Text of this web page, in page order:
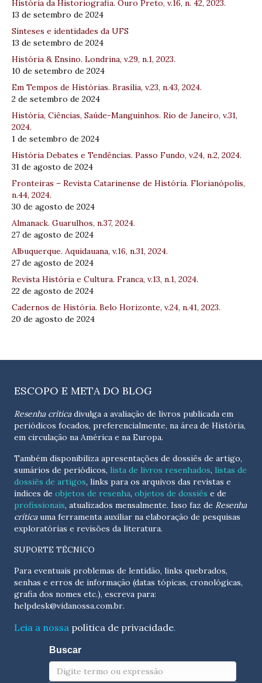
História da Historiografia. Ouro Preto, v.16, n. 42, 2023.
13 de setembro de 2024
Sínteses e identidades da UFS
13 de setembro de 2024
História & Ensino. Londrina, v.29, n.1, 2023.
10 de setembro de 2024
Em Tempos de Histórias. Brasília, v.23, n.43, 2024.
2 de setembro de 2024
História, Ciências, Saúde-Manguinhos. Rio de Janeiro, v.31,
2024.
1 de setembro de 2024
História Debates e Tendências. Passo Fundo, v.24, n.2, 2024.
31 de agosto de 2024
Fronteiras – Revista Catarinense de História. Florianópolis,
n.44, 2024.
30 de agosto de 2024
Almanack. Guarulhos, n.37, 2024.
27 de agosto de 2024
Albuquerque. Aquidauana, v.16, n.31, 2024.
27 de agosto de 2024
Revista História e Cultura. Franca, v.13, n.1, 2024.
22 de agosto de 2024
Cadernos de História. Belo Horizonte, v.24, n.41, 2023.
20 de agosto de 2024
ESCOPO E META DO BLOG
Resenha críticadivulga a avaliação de livros publicada em
periódicos focados, preferencialmente, na área de História,
em circulação na América e na Europa.
Também disponibiliza apresentações de dossiês de artigo,
sumários de periódicos, lista de livros resenhados, listas de
dossiês de artigos, links para os arquivos das revistas e
índices de objetos de resenha, objetos de dossiês e de
profissionais, atualizados mensalmente. Isso faz de Resenha
críticauma ferramenta auxiliar na elaboração de pesquisas
exploratórias e revisões da literatura.
SUPORTE TÉCNICO
Para eventuais problemas de lentidão, links quebrados,
senhas e erros de informação (datas tópicas, cronológicas,
helpdesk@vidanossa.com.br.
Leia a nossa política de privacidade.
Buscar